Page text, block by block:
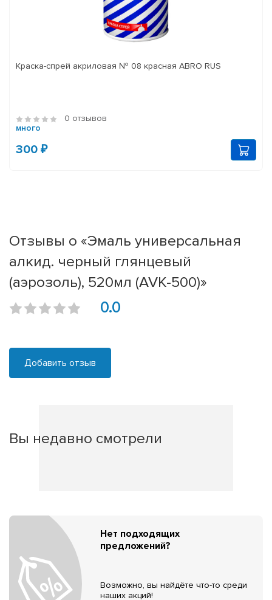
Краска-спрей акриловая № 08 красная ABRO RUS
0 отзывов
много
300 ₽
Отзывы о «Эмаль универсальная
алкид. черный глянцевый
(аэрозоль), 520мл (AVK-500)»
0.0
Добавить отзыв
Вы недавно смотрели
Нет подходящих
предложений?
Возможно, вы найдёте что-то среди
наших акций!